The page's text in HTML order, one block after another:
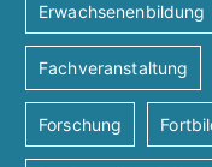
Erwachsenenbildung
Fachveranstaltung
Forschung